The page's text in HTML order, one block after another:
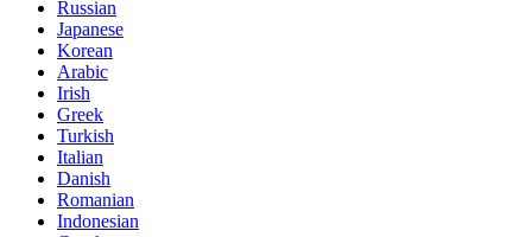
Russian
Japanese
Korean
Arabic
Irish
Greek
Turkish
Italian
Danish
Romanian
Indonesian